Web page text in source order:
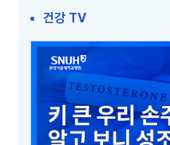
건강 TV